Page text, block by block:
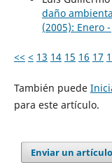
daño
(2005): Enero
<< < 13 14 15 16 17
También puede
para este artículo.
Enviar un artículo